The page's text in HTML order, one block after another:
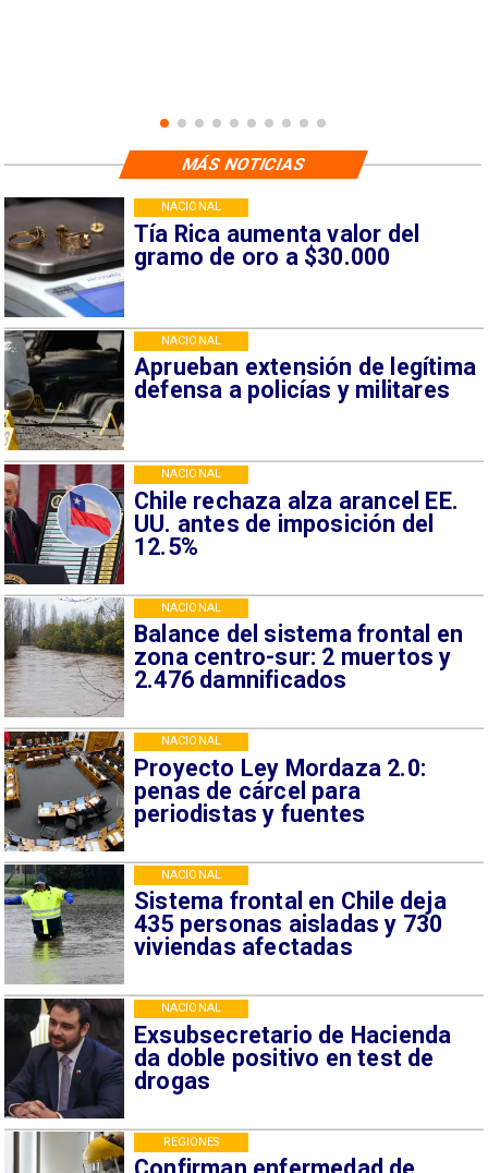
Tía Rica aumenta valor del
gramo de oro a $30.000
NACIONAL
Aprueban extensión de legítima
defensa a policías y militares
NACIONAL
Chile rechaza alza arancel EE.
UU. antes de imposición del
12.5%
NACIONAL
Balance del sistema frontal en
zona centro-sur: 2 muertos y
2.476 damnificados
NACIONAL
Proyecto Ley Mordaza 2.0:
penas de cárcel para
periodistas y fuentes
NACIONAL
Sistema frontal en Chile deja
435 personas aisladas y 730
viviendas afectadas
NACIONAL
Exsubsecretario de Hacienda
da doble positivo en test de
drogas
NACIONAL
REGIONES
MÁS NOTICIAS